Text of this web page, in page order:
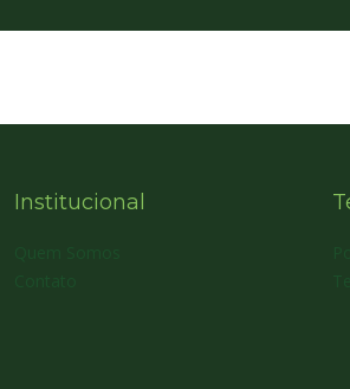
Institucional